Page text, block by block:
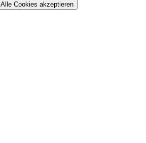
Alle Cookies akzeptieren